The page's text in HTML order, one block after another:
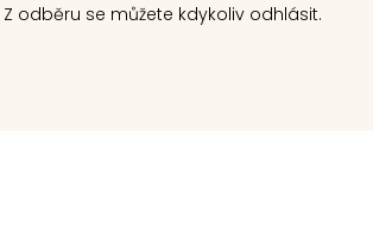
odběru se můžete kdykoliv odhlásit.